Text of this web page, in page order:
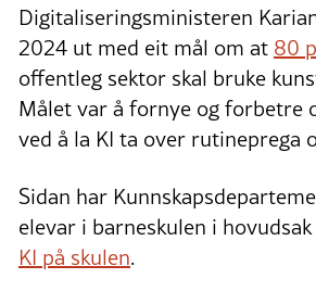
Digitaliseringsministeren
2024 ut med eit mål om at 80
offentleg sektor skal bruke
Målet var å fornye og forbetre
ved å la KI ta over rutineprega
Sidan har
elevar i barneskulen i hovudsak
KI på skulen.